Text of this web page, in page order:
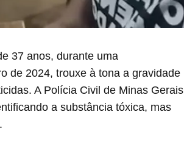
37 anos, durante uma
de 2024, trouxe à tona a gravidade
A Polícia Civil de Minas Gerais
a substância tóxica, mas